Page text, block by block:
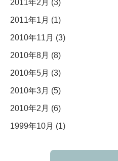
2011年2月 (3)
2011年1月 (1)
2010年11月 (3)
2010年8月 (8)
2010年5月 (3)
2010年3月 (5)
2010年2月 (6)
1999年10月 (1)